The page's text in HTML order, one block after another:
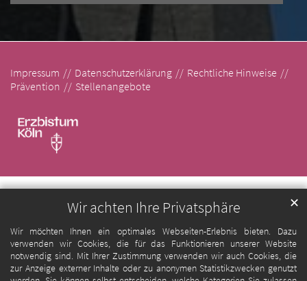
Wir achten Ihre Privatsphäre
Wir möchten Ihnen ein optimales Webseiten-Erlebnis bieten. Dazu
verwenden wir Cookies, die für das Funktionieren unserer Website
notwendig sind. Mit Ihrer Zustimmung verwenden wir auch Cookies, die
zur Anzeige externer Inhalte oder zu anonymen Statistikzwecken genutzt
✕
Impressum Datenschutzerklärung
Rechtliche Hinweise
Prävention
Stellenangebote